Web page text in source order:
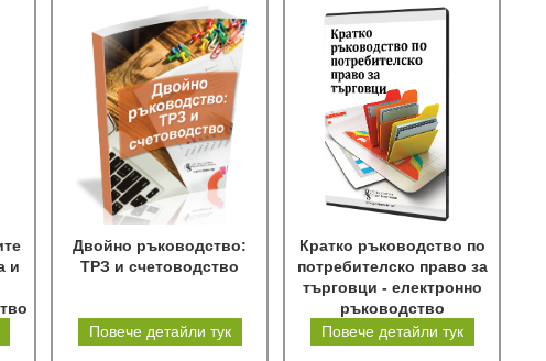
и
Двойно ръководство:
ТРЗ и счетоводство
Повече детайли тук
Кратко ръководство по
потребителско право за
търговци - електронно
ръководство
Повече детайли тук